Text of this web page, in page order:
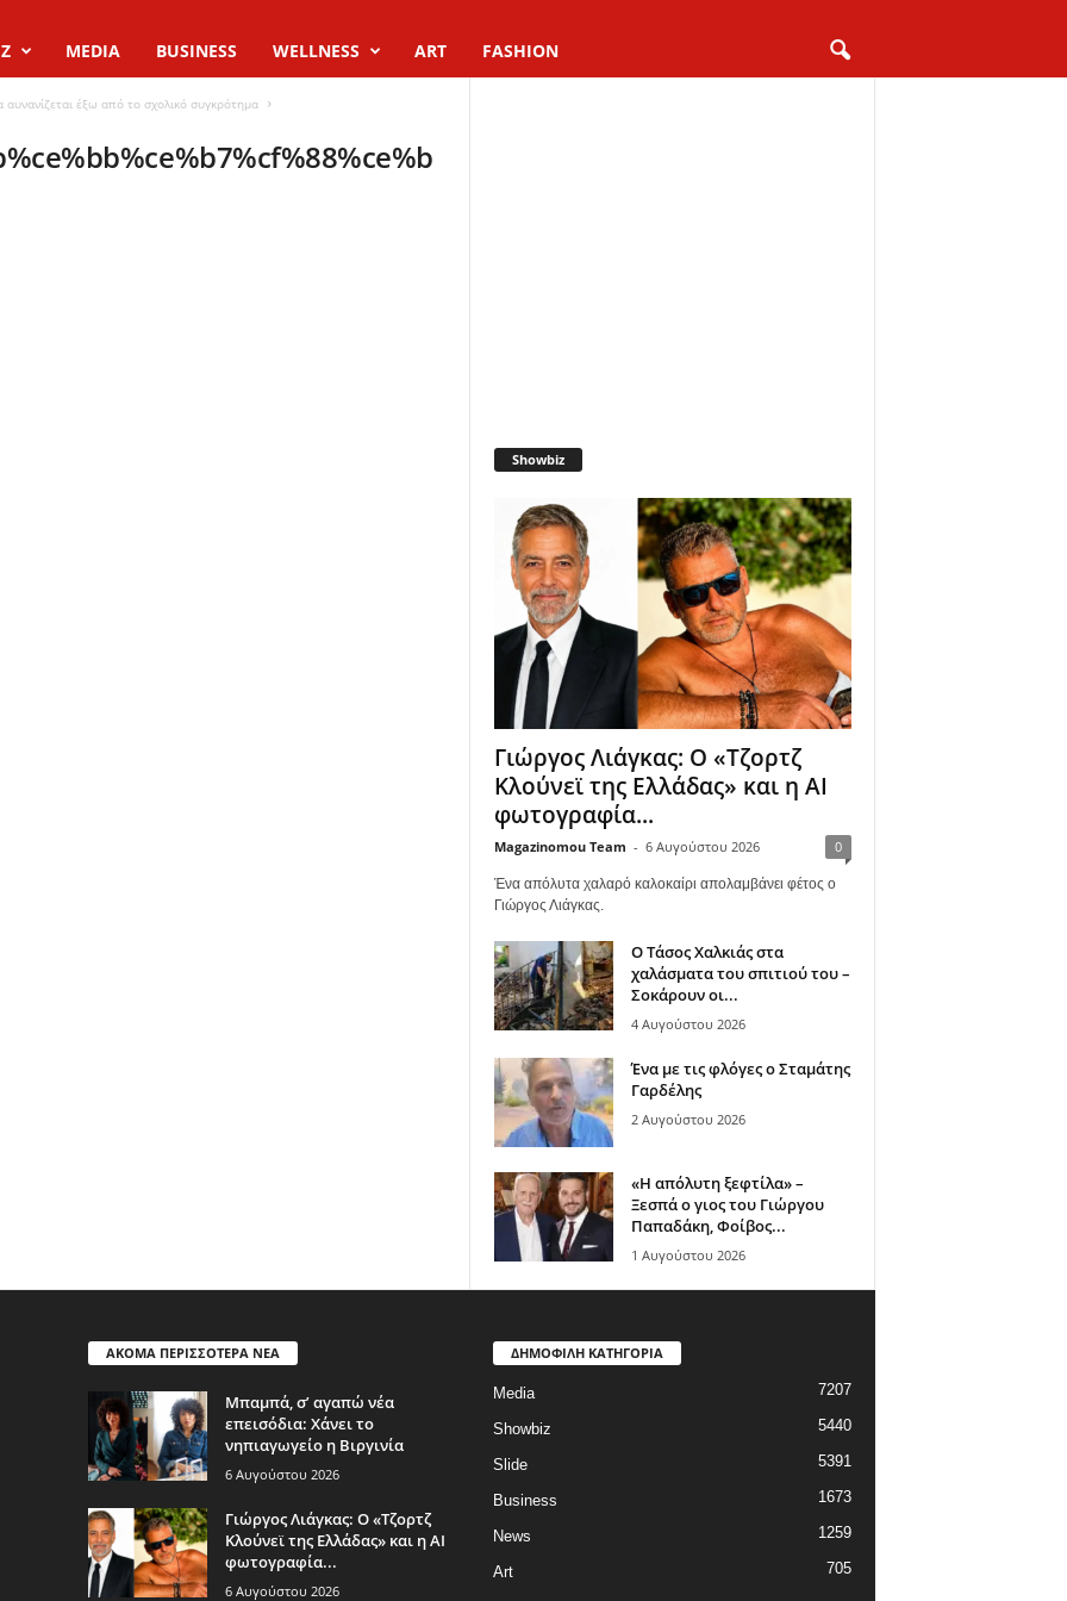
MEDIA BUSINESS WELLNESS ART FASHION
έξω από το σχολικό συγκρότημα
Showbiz
Γιώργος Λιάγκας: Ο «Τζορτζ
Κλούνεϊ της Ελλάδας» και η AI
φωτογραφία...
Magazinomou Team - 6 Αυγούστου 2026 0
Ένα απόλυτα χαλαρό καλοκαίρι απολαμβάνει φέτος ο
Γιώργος Λιάγκας.
Ο Τάσος Χαλκιάς στα
χαλάσματα του σπιτιού του –
Σοκάρουν οι...
4 Αυγούστου 2026
Ένα με τις φλόγες ο Σταμάτης
Γαρδέλης
2 Αυγούστου 2026
«Η απόλυτη ξεφτίλα» –
Ξεσπά ο γιος του Γιώργου
Παπαδάκη, Φοίβος...
1 Αυγούστου 2026
ΑΚΟΜΑ ΠΕΡΙΣΣΟΤΕΡΑ ΝΕΑ
Μπαμπά, σ’ αγαπώ νέα
επεισόδια: Χάνει το
νηπιαγωγείο η Βιργινία
6 Αυγούστου 2026
Γιώργος Λιάγκας: Ο «Τζορτζ
Κλούνεϊ της Ελλάδας» και η AI
φωτογραφία...
6 Αυγούστου 2026
ΔΗΜΟΦΙΛΗ ΚΑΤΗΓΟΡΙΑ
Media 7207
Showbiz 5440
Slide 5391
Business 1673
News 1259
Art 705